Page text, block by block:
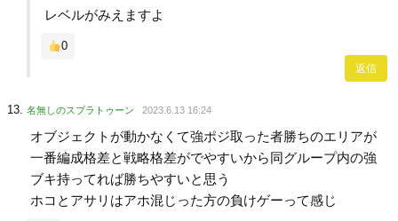
レベルがみえますよ
0
返信
名無しのスプラトゥーン 2023.6.13 16:24
オブジェクトが動かなくて強ポジ取った者勝ちのエリアが
一番編成格差と戦略格差がでやすいから同グループ内の強
ブキ持ってれば勝ちやすいと思う
ホコとアサリはアホ混じった方の負けゲーって感じ